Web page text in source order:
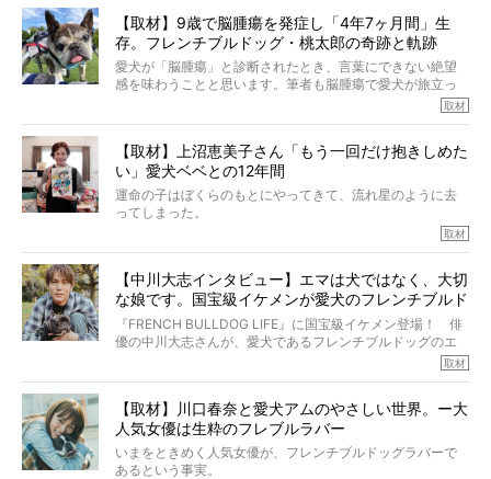
んのインスタグラムを覗くと、たくさんのフレブルアカウ
ントがフォローされていて、わが『FRENCH BULLDOG
LIFE』モデルのnicoやトーラスも、その中の一頭。
そんな中岡さんに、フレブルの魅力を語っていただきまし
た。そのブヒ愛っぷりは、思ってた以上！ ガチ中のガチ
【取材】9歳で脳腫瘍を発症し「4年7ヶ月間」生
存。フレンチブルドッグ・桃太郎の奇跡と軌跡
愛犬が「脳腫瘍」と診断されたとき、言葉にできない絶望
感を味わうことと思います。筆者も脳腫瘍で愛犬が旅立っ
たひとり。だからこそ、どれほど厄介で困難な病気かを理
ところが、フレンチブルドッグの桃太郎は9歳で脳腫瘍を発
症し、なんと4年7ヶ月間も生き抜いたのです。旅立ったと
きの年齢は13歳と11ヶ月、レジェンド級のレジェンドでし
た。さらには、治療後3年間は一度も発作が起きなかったと
いいます。
この事実はフレンチブルドッグだけでなく、脳腫瘍と闘う
太郎のオーナーである佐藤さんご夫婦に、治療の選択やケ
アについて詳しくお話しをうかがいました。
取材
【取材】上沼恵美子さん「もう一回だけ抱きしめた
い」愛犬ベベとの12年間
運命の子はぼくらのもとにやってきて、流れ星のように去
ってしまった。
り添いたいと思う。
その悲しみをいますぐ解消することはできないが、話をき
いて、泣いたり笑ったりするのもいいだろう。
こんな子だった、こんなにいい子だった、ほんとうに愛し
ていたと。
ぼくらは上沼恵美子さんのご自宅へ伺って、お話をきこう
と思った。
取材
【中川大志インタビュー】エマは犬ではなく、大切
な娘です。国宝級イケメンが愛犬のフレンチブルド
ッグと一緒に登場
『FRENCH BULLDOG LIFE』に国宝級イケメン登場！ 俳
優の中川大志さんが、愛犬であるフレンチブルドッグのエ
マちゃん（2歳の女の子）にメロメロとの情報を聞きつけ、
カエピソードが次から次へと飛び出しました。
取材
【取材】川口春奈と愛犬アムのやさしい世界。ー大
人気女優は生粋のフレブルラバー
いまをときめく人気女優が、フレンチブルドッグラバーで
あるという事実。